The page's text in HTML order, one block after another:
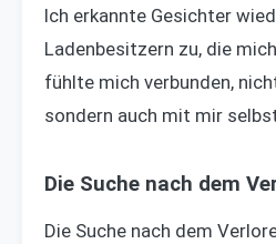
Ich erkannte Gesichter
Ladenbesitzern zu, die
fühlte mich verbunden,
sondern auch mit mir
Die Suche nach dem
Die Suche nach dem